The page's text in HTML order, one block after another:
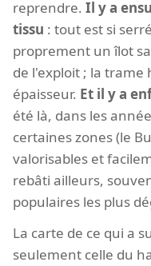
reprendre. Il y a
tissu : tout est si
proprement un îlot
de l'exploit ; la trame
épaisseur. Et il y a
été là, dans les
certaines zones (le
valorisables et
rebâti ailleurs,
populaires les plus
La carte de ce qui a
seulement celle du